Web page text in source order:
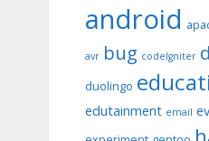
android
avr bug codeIgniter
duolingo
edutainment email